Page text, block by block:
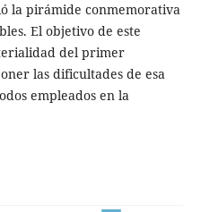
la pirámide conmemorativa
El objetivo de este
del primer
las dificultades de esa
empleados en la